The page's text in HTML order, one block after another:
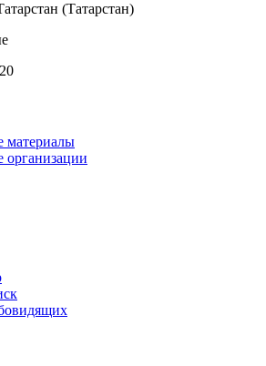
(Татарстан)
материалы
организации